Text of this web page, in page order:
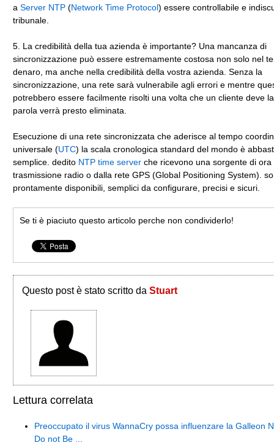
a Server NTP (Network Time Protocol) essere controllabile e
tribunale.
5. La credibilità della tua azienda è importante? Una mancanza di
sincronizzazione può essere estremamente costosa non solo nel
denaro, ma anche nella credibilità della vostra azienda. Senza la
sincronizzazione, una rete sarà vulnerabile agli errori e mentre
potrebbero essere facilmente risolti una volta che un cliente deve
parola verrà presto eliminata.
Esecuzione di una rete sincronizzata che aderisce al tempo
universale (UTC) la scala cronologica standard del mondo è
semplice. dedito NTP time server che ricevono una sorgente di ora
trasmissione radio o dalla rete GPS (Global Positioning System).
prontamente disponibili, semplici da configurare, precisi e sicuri.
Se ti è piaciuto questo articolo perche non condividerlo!
Questo post è stato scritto da Stuart
Lettura correlata
Preoccupato il virus WannaCry possa influenzare la Galleon
Do not Be ...